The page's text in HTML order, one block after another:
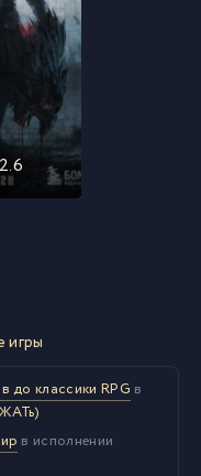
2.6
игры
до классики RPG в
в исполнении